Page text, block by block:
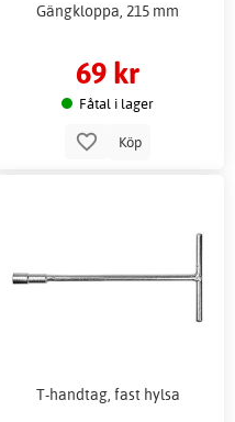
Gängkloppa, 215 mm
69 kr
Fåtal i lager
Köp
T-handtag, fast hylsa